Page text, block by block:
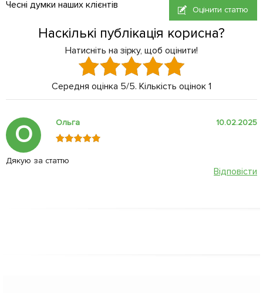
Чесні думки наших клієнтів Оцінити статтю
Наскількі публікація корисна?
Натисніть на зірку, щоб оцінити!
Середня оцінка 5/5. Кількість оцінок 1
О Ольга 10.02.2025
Дякую за статтю
Відповісти